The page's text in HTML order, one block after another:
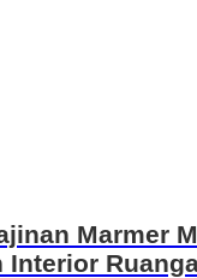
Marmer
Interior